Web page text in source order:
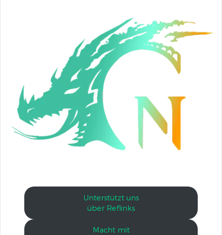
Unterstützt uns
über Reflinks
Macht mit